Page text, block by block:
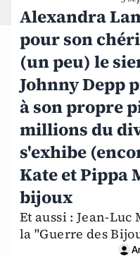
Alexandra
pour son
(un peu) le
Johnny Depp
à son propre
millions du
s'exhibe
Kate et Pippa
bijoux
Et aussi : Jean-
la "Guerre des